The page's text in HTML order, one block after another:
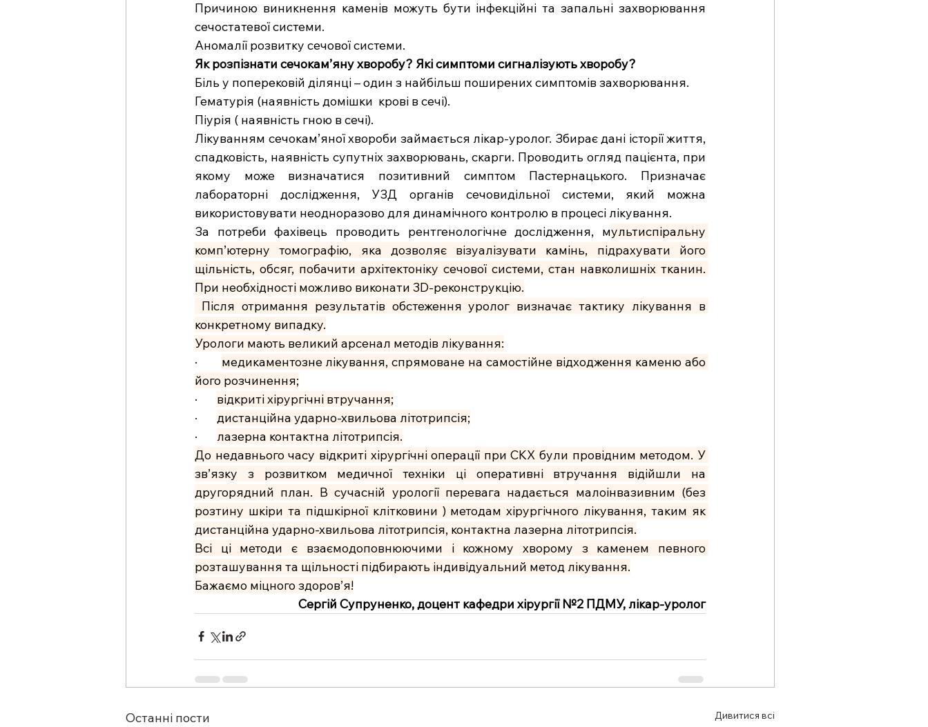
Причиною виникнення каменів можуть бути інфекційні та запальні захворювання
сечостатевої системи.
Аномалії розвитку сечової системи.
Як розпізнати сечокам’яну хворобу? Які симптоми сигналізують хворобу?
Біль у поперековій ділянці – один з найбільш поширених симптомів захворювання.
Гематурія (наявність домішки  крові в сечі).
Піурія ( наявність гною в сечі).
Лікуванням сечокам’яної хвороби займається лікар-уролог. Збирає дані історії життя,
спадковість, наявність супутніх захворювань, скарги. Проводить огляд пацієнта, при
якому може визначатися позитивний симптом Пастернацького. Призначає
лабораторні дослідження, УЗД органів сечовидільної системи, який можна
використовувати неодноразово для динамічного контролю в процесі лікування.
За потреби фахівець проводить рентгенологічне дослідження, мультиспіральну
комп’ютерну томографію, яка дозволяє візуалізувати камінь, підрахувати його
щільність, обсяг, побачити архітектоніку сечової системи, стан навколишніх тканин.
При необхідності можливо виконати 3D-реконструкцію.
Після отримання результатів обстеження уролог визначає тактику лікування в
конкретному випадку.
Урологи мають великий арсенал методів лікування:
· медикаментозне лікування, спрямоване на самостійне відходження каменю або
його розчинення;
· відкриті хірургічні втручання;
· дистанційна ударно-хвильова літотрипсія;
· лазерна контактна літотрипсія.
До недавнього часу відкриті хірургічні операції при СКХ були провідним методом. У
зв’язку з розвитком медичної техніки ці оперативні втручання відійшли на
другорядний план. В сучасній урології перевага надається малоінвазивним (без
розтину шкіри та підшкірної клітковини ) методам хірургічного лікування, таким як
дистанційна ударно-хвильова літотрипсія, контактна лазерна літотрипсія.
Всі ці методи є взаємодоповнюючими і кожному хворому з каменем певного
розташування та щільності підбирають індивідуальний метод лікування.
Бажаємо міцного здоров’я!
Сергій Супруненко, доцент кафедри хірургії №2 ПДМУ, лікар-уролог
Останні пости Дивитися всі